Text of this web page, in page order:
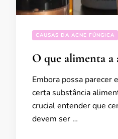
CAUSAS DA ACNE FÚNGICA
O que alimenta a
Embora possa parecer
certa substância
crucial entender que
devem ser …